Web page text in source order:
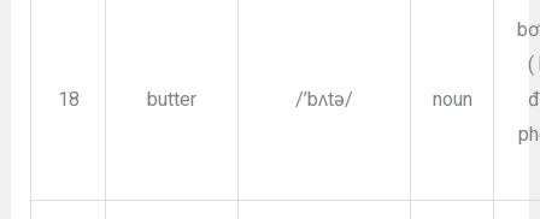
18 butter /’bʌtə/ noun
(